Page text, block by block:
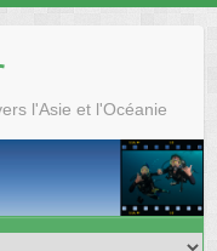
l'Asie et l'Océanie